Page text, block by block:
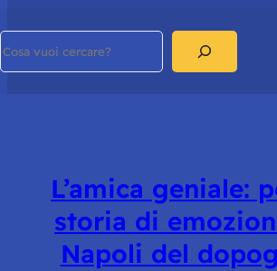
L’amica geniale:
storia di
Napoli del